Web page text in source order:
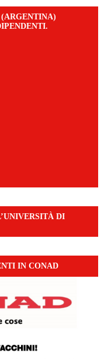
DI
IN CONAD